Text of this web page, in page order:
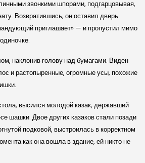
звонкими шпорами, подгарцовывая,
Возвратившись, он оставил дверь
приглашает» — и пропустил мимо
наклонив голову над бумагами. Виден
и растопыренные, огромные усы, похожие
высился молодой казак, державший
шашки. Двое других казаков стали позади
подковой, выстроилась в корректном
как она вошла в здание, ей никто не